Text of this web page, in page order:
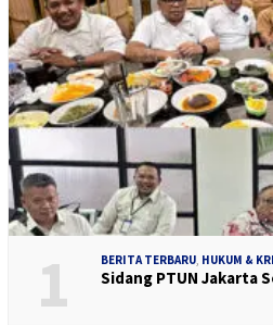
1 BERITA TERBARU, HUKUM &
Sidang PTUN Jakarta